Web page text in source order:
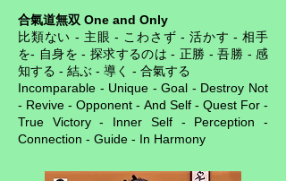
合氣道無双 One and Only
比類ない - 主眼 - こわさず - 活かす - 相手
を- 自身を - 探求するのは - 正勝 - 吾勝 - 感
知する - 結ぶ - 導く - 合氣する
Incomparable - Unique - Goal - Destroy Not
- Revive - Opponent - And Self - Quest For -
True Victory - Inner Self - Perception -
Connection - Guide - In Harmony